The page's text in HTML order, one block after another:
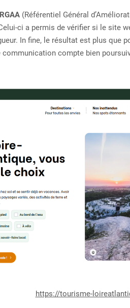
(Référentiel Général
ci a permis de vérifier si le site
In fine, le résultat est plus que
communication compte bien
https://tourisme-